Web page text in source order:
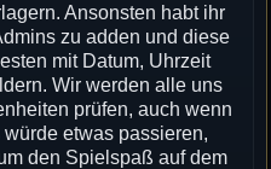
Ansonsten habt ihr
zu adden und diese
mit Datum, Uhrzeit
Wir werden alle uns
prüfen, auch wenn
etwas passieren,
den Spielspaß auf dem